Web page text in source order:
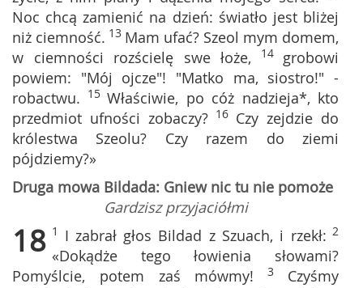
Noc chcą zamienić na dzień: światło jest bliżej
niż ciemność. 13 Mam ufać? Szeol mym domem,
w ciemności rozścielę swe łoże, 14 grobowi
powiem: "Mój ojcze"! "Matko ma, siostro!" -
robactwu. 15 Właściwie, po cóż nadzieja*, kto
przedmiot ufności zobaczy? 16 Czy zejdzie do
królestwa Szeolu? Czy razem do ziemi
pójdziemy?»
Druga mowa Bildada: Gniew nic tu nie pomoże
Gardzisz przyjaciółmi
18 1 I zabrał głos Bildad z Szuach, i rzekł: 2
«Dokądże tego łowienia słowami?
Pomyślcie, potem zaś mówmy! 3 Czyśmy